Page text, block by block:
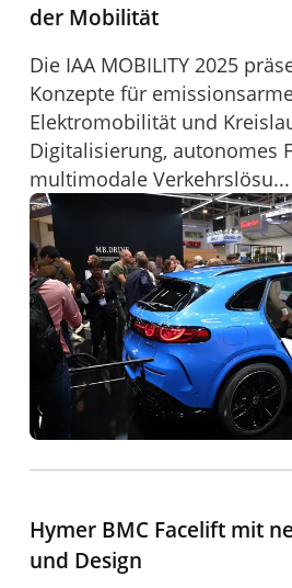
der Mobilität
Die IAA MOBILITY 2025
Konzepte für
Elektromobilität und
Digitalisierung, autonomes
multimodale Verkehrslösu...
Hymer BMC Facelift mit
und Design